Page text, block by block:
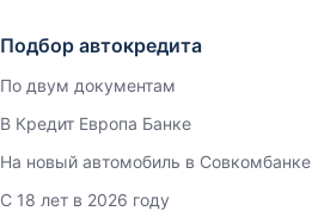
Подбор автокредита
По двум документам
В Кредит Европа Банке
На новый автомобиль в Совкомбанке
С 18 лет в 2026 году